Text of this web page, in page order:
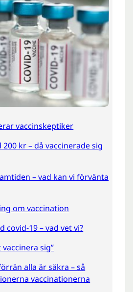
vaccinskeptiker
kr – då vaccinerade sig
– vad kan vi förvänta
om vaccination
covid-19 – vad vet vi?
vaccinera sig”
alla är säkra – så
vaccinationerna